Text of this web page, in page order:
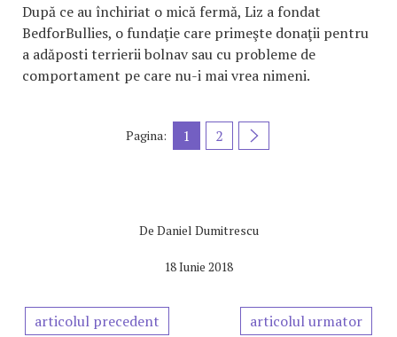
După ce au închiriat o mică fermă, Liz a fondat
BedforBullies, o fundaţie care primeşte donaţii pentru
a adăposti terrierii bolnav sau cu probleme de
comportament pe care nu-i mai vrea nimeni.
Pagina: 1 2
De Daniel Dumitrescu
18 Iunie 2018
articolul precedent articolul urmator